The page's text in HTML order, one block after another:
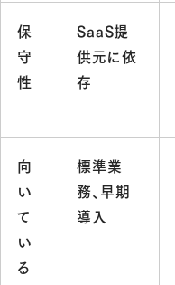
保
守
性
SaaS提
供元に依
存
向
い
て
い
る
標準業
務、早期
導入